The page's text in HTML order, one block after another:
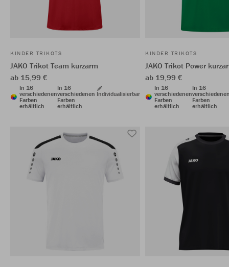
KINDER TRIKOTS
JAKO Trikot Team kurzarm
ab 15,99 €
In 16
verschiedenen
Farben
erhältlich
In 16
verschiedenen
Farben
erhältlich
Individualisierbar
KINDER TRIKOTS
JAKO Trikot Power
ab 19,99 €
In 16
verschiedenen
Farben
erhältlich
In 16
Farben
erhältlich